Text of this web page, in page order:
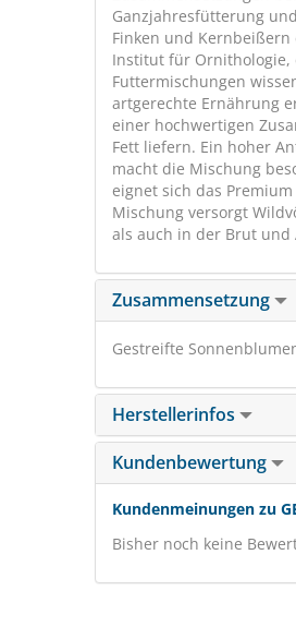
Ganzjahresfütterung
Finken und
Institut für Ornithologie,
Futtermischungen
artgerechte Ernährung
einer hochwertigen
Fett liefern. Ein hoher
macht die Mischung
eignet sich das
Mischung versorgt
als auch in der Brut und
Zusammensetzung
Gestreifte
Herstellerinfos
Kundenbewertung
Kundenmeinungen zu
Bisher noch keine